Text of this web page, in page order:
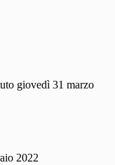
giovedì 31 marzo
2022